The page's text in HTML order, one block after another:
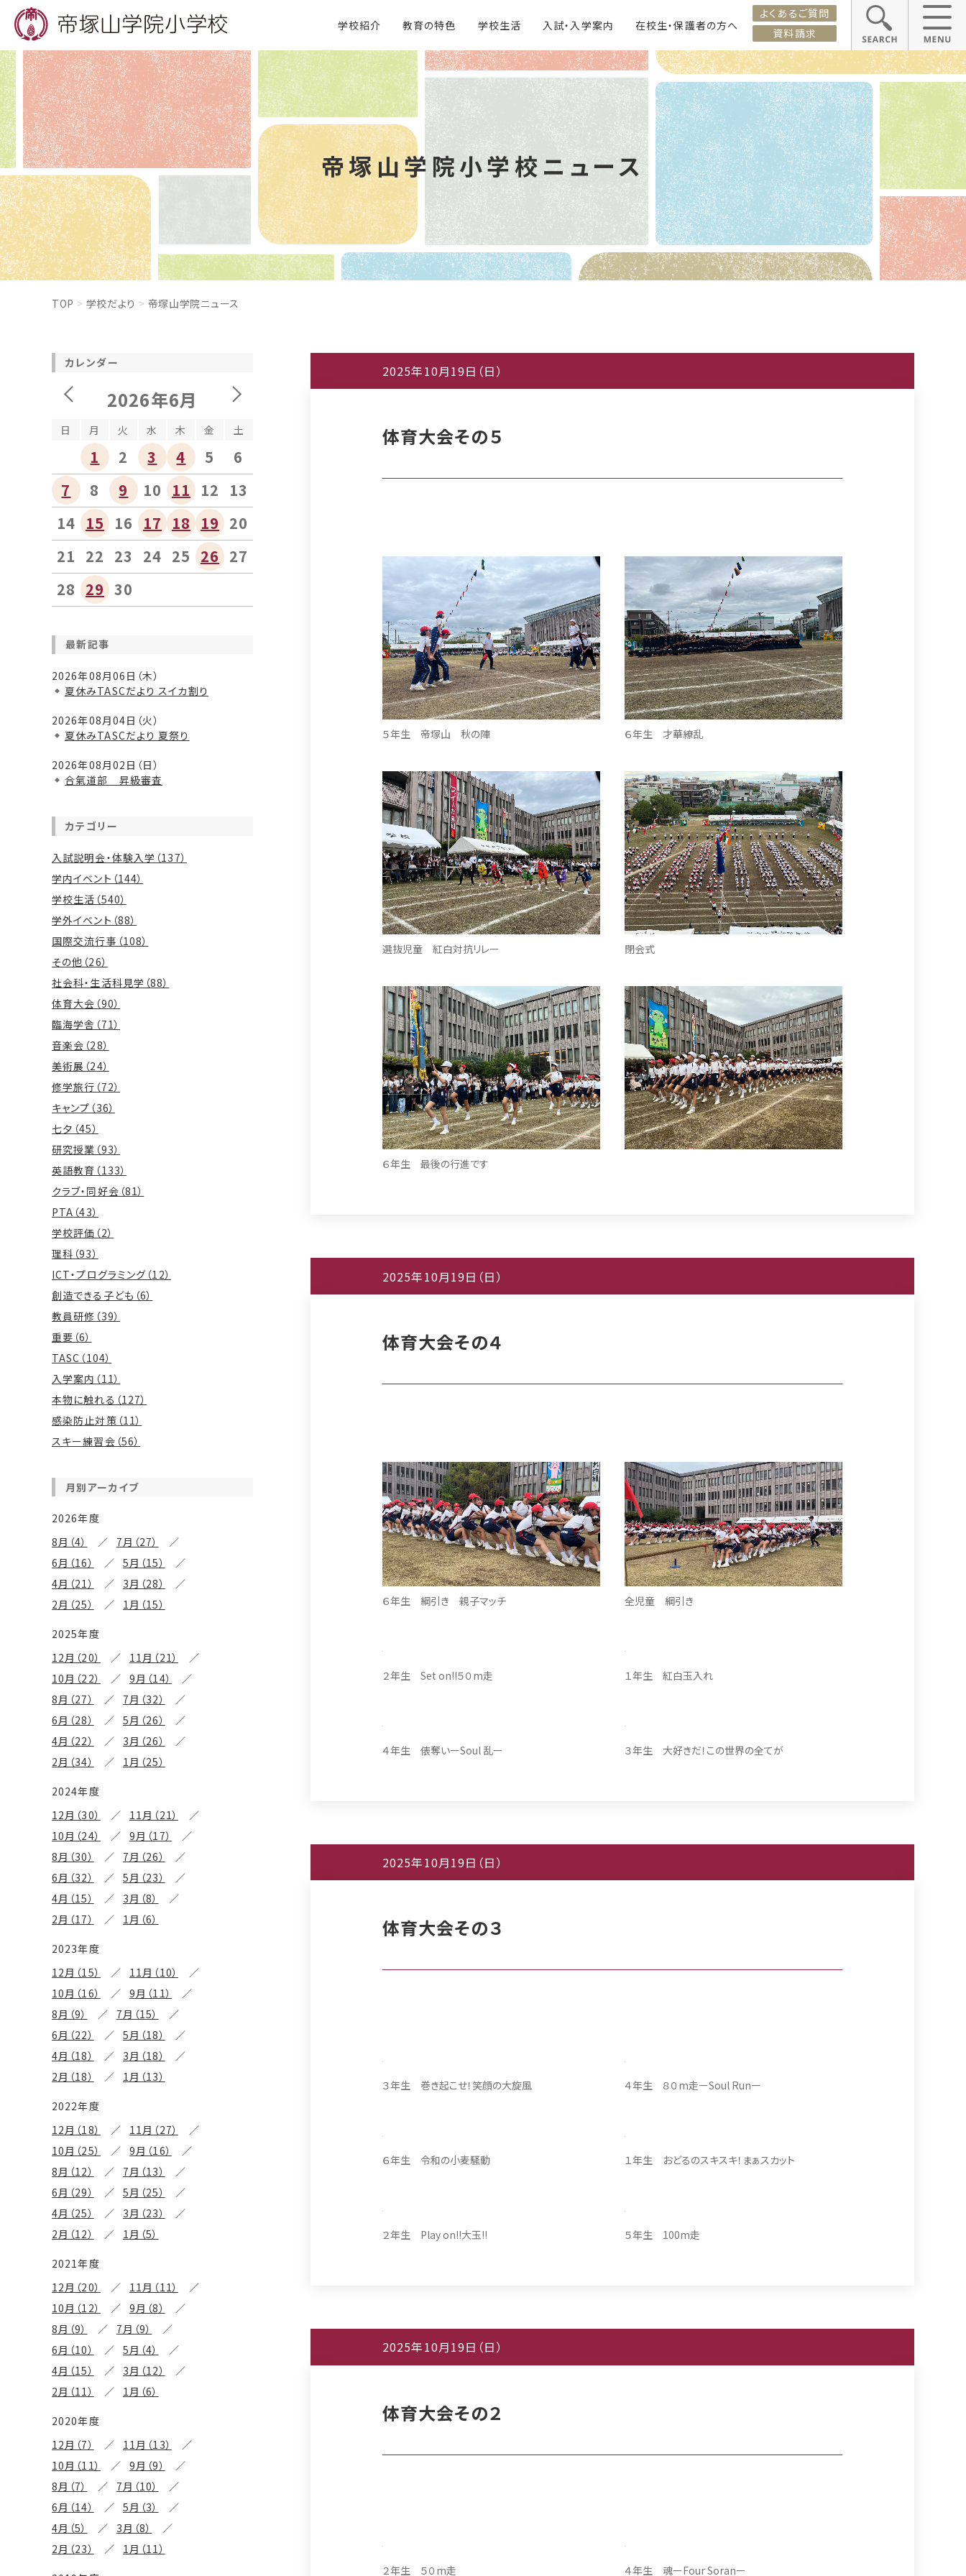
学校紹介 教育の特色 学校生活 入試・入学案内 在校生・保護者の方へ
よくあるご質問
資料請求
帝塚山学院小学校ニュース
TOP 学校だより 帝塚山学院ニュース
2025年10月19日（日）
体育大会その５
５年生 帝塚山 秋の陣 ６年生 才華繚乱
選抜児童 紅白対抗リレー 閉会式
６年生 最後の行進です
2025年10月19日（日）
体育大会その４
６年生 綱引き 親子マッチ 全児童 綱引き
2025年10月19日（日）
体育大会その３
カレンダー
2026年6月
日 月 火 水 木 金 土
1 2 3 4 5
6
7
8 9 10 11 12
13
14 15 16 17 18 19 20
21 22 23 24 25 26 27
28 29 30
最新記事
2026年08月06日（木）
夏休みTASCだより スイカ割り
2026年08月04日（火）
夏休みTASCだより 夏祭り
2026年08月02日（日）
合氣道部 昇級審査
カテゴリー
入試説明会・体験入学（137）
学内イベント（144）
学校生活（540）
学外イベント（88）
国際交流行事（108）
その他（26）
社会科・生活科見学（88）
体育大会（90）
臨海学舎（71）
音楽会（28）
美術展（24）
修学旅行（72）
キャンプ（36）
七夕（45）
研究授業（93）
英語教育（133）
クラブ・同好会（81）
PTA（43）
学校評価（2）
理科（93）
ICT・プログラミング（12）
創造できる子ども（6）
教員研修（39）
重要（6）
TASC（104）
入学案内（11）
本物に触れる（127）
感染防止対策（11）
スキー練習会（56）
月別アーカイブ
2026年度
8月（4）
7月（27）
6月（16）
5月（15）
4月（21）
3月（28）
2月（25）
1月（15）
2025年度
12月（20）
11月（21）
10月（22）
9月（14）
8月（27）
7月（32）
6月（28）
5月（26）
4月（22）
3月（26）
2月（34）
1月（25）
2024年度
12月（30）
11月（21）
10月（24）
9月（17）
8月（30）
7月（26）
6月（32）
5月（23）
4月（15）
3月（8）
2月（17）
1月（6）
2023年度
12月（15）
11月（10）
10月（16）
9月（11）
8月（9）
7月（15）
6月（22）
5月（18）
4月（18）
3月（18）
2月（18）
1月（13）
2022年度
12月（18）
11月（27）
10月（25）
9月（16）
8月（12）
7月（13）
6月（29）
5月（25）
4月（25）
3月（23）
2月（12）
1月（5）
2021年度
12月（20）
11月（11）
10月（12）
9月（8）
8月（9）
7月（9）
6月（10）
5月（4）
4月（15）
3月（12）
2月（11）
1月（6）
2020年度
12月（7）
11月（13）
10月（11）
9月（9）
8月（7）
7月（10）
6月（14）
5月（3）
4月（5）
3月（8）
2月（23）
1月（11）